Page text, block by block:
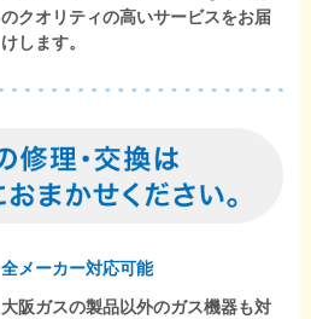
のクオリティの高いサービスをお届
けします。
全メーカー対応可能
大阪ガスの製品以外のガス機器も対